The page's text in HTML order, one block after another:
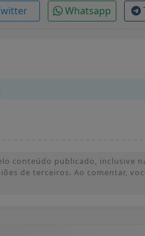
Whatsapp
conteúdo publicado, inclusive
de terceiros. Ao comentar,